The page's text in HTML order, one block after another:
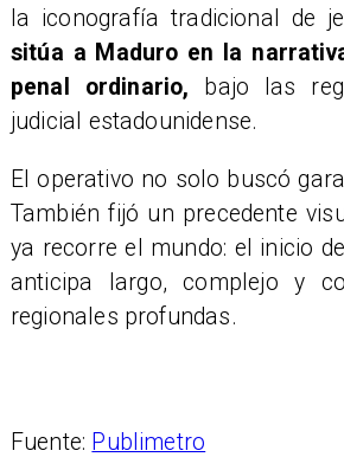
la iconografía tradicional de
sitúa a Maduro en la
penal ordinario, bajo las
judicial estadounidense.
El operativo no solo buscó
También fijó un precedente
ya recorre el mundo: el inicio
anticipa largo, complejo y
regionales profundas.
Fuente: Publimetro